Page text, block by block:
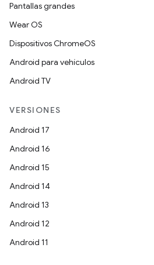
Pantallas grandes
Wear OS
Dispositivos ChromeOS
Android para vehículos
Android TV
VERSIONES
Android 17
Android 16
Android 15
Android 14
Android 13
Android 12
Android 11